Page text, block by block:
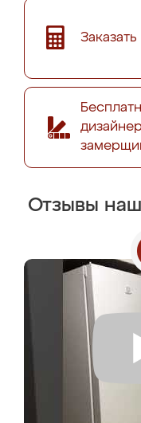
Отзывы